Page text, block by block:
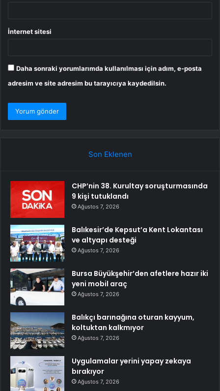
İnternet sitesi
Daha sonraki yorumlarımda kullanılması için adım, e-posta
adresim ve site adresim bu tarayıcıya kaydedilsin.
Son Eklenen
CHP’nin 38. Kurultay soruşturmasında
9 kişi tutuklandı
Ağustos 7, 2026
Balıkesir’de Kepsut’a Kent Lokantası
ve altyapı desteği
Ağustos 7, 2026
Bursa Büyükşehir’den afetlere hazır iki
yeni mobil araç
Ağustos 7, 2026
Balıkçı barınağına oturan kayyum,
koltuktan kalkmıyor
Ağustos 7, 2026
Uygulamalar yerini yapay zekaya
bırakıyor
Ağustos 7, 2026